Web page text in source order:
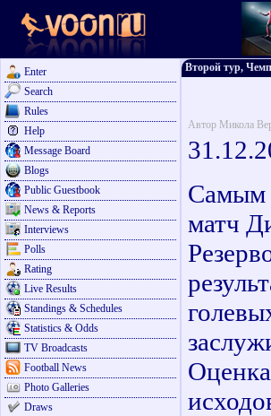
Enter
Search
Rules
Help
Message Board
Blogs
Public Guestbook
News & Reports
Interviews
Polls
Rating
Live Results
Standings & Schedules
Statistics & Odds
TV Broadcasts
Football News
Photo Galleries
Draws
Второй тур,
Автор Микола
Самым
матч